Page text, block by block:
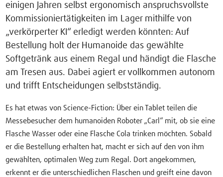
einigen Jahren selbst ergonomisch anspruchsvollste
Kommissioniertätigkeiten im Lager mithilfe von
„verkörperter KI“ erledigt werden könnten: Auf
Bestellung holt der Humanoide das gewählte
Softgetränk aus einem Regal und händigt die Flasche
am Tresen aus. Dabei agiert er vollkommen autonom
und trifft Entscheidungen selbstständig.
Es hat etwas von Science-Fiction: Über ein Tablet teilen die
Messebesucher dem humanoiden Roboter „Carl“ mit, ob sie eine
Flasche Wasser oder eine Flasche Cola trinken möchten. Sobald
er die Bestellung erhalten hat, macht er sich auf den von ihm
gewählten, optimalen Weg zum Regal. Dort angekommen,
erkennt er die unterschiedlichen Flaschen und greift eine davon